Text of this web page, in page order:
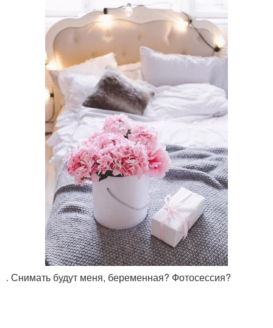
. Снимать будут меня, беременная? Фотосессия?